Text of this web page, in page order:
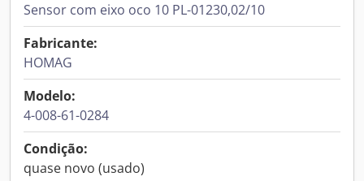
Sensor com eixo oco 10 PL-01230,02/10
Fabricante:
HOMAG
Modelo:
4-008-61-0284
Condição:
quase novo (usado)